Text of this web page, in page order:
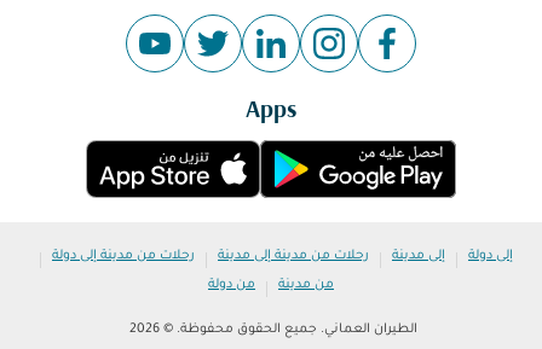
Apps
إلى دولة | إلى مدينة | رحلات من مدينة إلى مدينة | رحلات من مدينة إلى دولة |
من مدينة | من دولة
الطيران العماني. جميع الحقوق محفوظة. © 2026